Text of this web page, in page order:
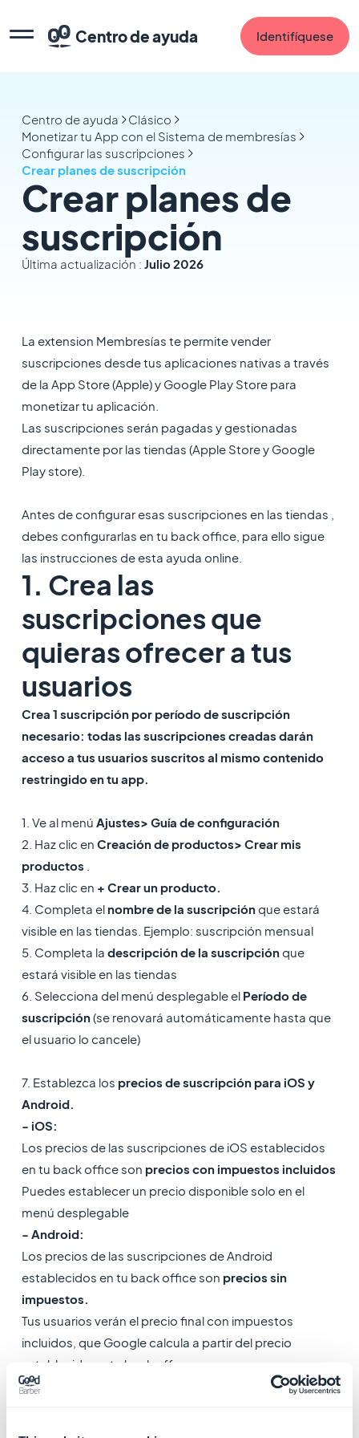
Centro de ayuda Identifíquese
Centro de ayuda
Clásico
Monetizar tu App con el Sistema de membresías
Configurar las suscripciones
Crear planes de suscripción
Crear planes de
suscripción
Última actualización : Julio 2026
La extension Membresías te permite vender
suscripciones desde tus aplicaciones nativas a través
de la App Store (Apple) y Google Play Store para
monetizar tu aplicación.
Las suscripciones serán pagadas y gestionadas
directamente por las tiendas (Apple Store y Google
Play store).
Antes de configurar esas suscripciones en las tiendas ,
debes configurarlas en tu back office, para ello sigue
las instrucciones de esta ayuda online.
1. Crea las
suscripciones que
quieras ofrecer a tus
usuarios
Crea 1 suscripción por período de suscripción
necesario: todas las suscripciones creadas darán
acceso a tus usuarios suscritos al mismo contenido
restringido en tu app.
1. Ve al menú Ajustes> Guía de configuración
2. Haz clic en Creación de productos> Crear mis
productos
3. Haz clic en + Crear un producto.
4. Completa elnombre de la suscripciónque estará
visible en las tiendas. Ejemplo: suscripción mensual
5. Completa la descripción de la suscripciónque
estará visible en las tiendas
6. Selecciona del menú desplegable el Período de
suscripción(se renovará automáticamente hasta que
el usuario lo cancele)
7. Establezca los precios de suscripción para iOS y
Android.
- iOS:
Los precios de las suscripciones de iOS establecidos
en tu back office son precios con impuestos incluidos
Puedes establecer un precio disponible solo en el
menú desplegable
- Android:
Los precios de las suscripciones de Android
establecidos en tu back office son precios sin
impuestos.
Tus usuarios verán el precio final con impuestos
incluidos, que Google calcula a partir del precio
establecido en tu back office.
Consulta esta documentación para obtener más